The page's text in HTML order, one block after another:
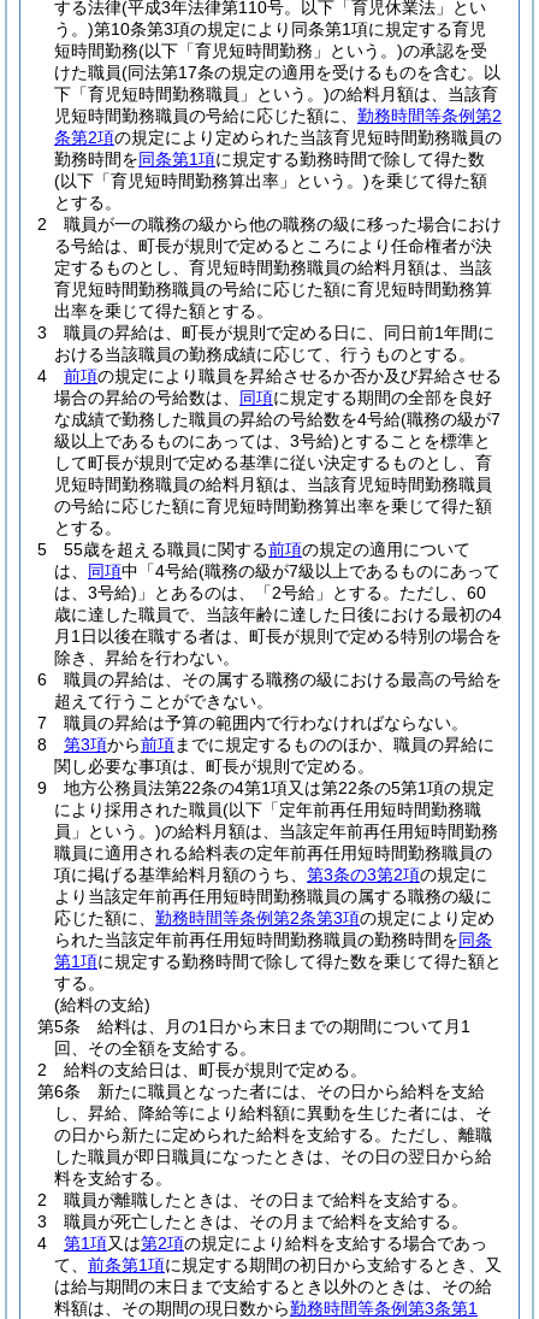
する法律(平成3年法律第110号。以下「育児休業法」とい
う。)第10条第3項の規定により同条第1項に規定する育児
短時間勤務(以下「育児短時間勤務」という。)の承認を受
けた職員(同法第17条の規定の適用を受けるものを含む。以
下「育児短時間勤務職員」という。)の給料月額は、当該育
児短時間勤務職員の号給に応じた額に、 勤務時間等条例第2
条第2項の規定により定められた当該育児短時間勤務職員の
勤務時間を同条第1項に規定する勤務時間で除して得た数
(以下「育児短時間勤務算出率」という。)を乗じて得た額
とする。
2
職員が一の職務の級から他の職務の級に移った場合におけ
る号給は、町長が規則で定めるところにより任命権者が決
定するものとし、育児短時間勤務職員の給料月額は、当該
育児短時間勤務職員の号給に応じた額に育児短時間勤務算
出率を乗じて得た額とする。
3
職員の昇給は、町長が規則で定める日に、同日前1年間に
おける当該職員の勤務成績に応じて、行うものとする。
4
前項の規定により職員を昇給させるか否か及び昇給させる
場合の昇給の号給数は、 同項に規定する期間の全部を良好
な成績で勤務した職員の昇給の号給数を4号給(職務の級が7
級以上であるものにあっては、3号給)とすることを標準と
して町長が規則で定める基準に従い決定するものとし、育
児短時間勤務職員の給料月額は、当該育児短時間勤務職員
の号給に応じた額に育児短時間勤務算出率を乗じて得た額
とする。
5
55歳を超える職員に関する前項の規定の適用について
は、 同項中「4号給(職務の級が7級以上であるものにあって
は、3号給) 」とあるのは、「2号給」とする。 ただし、60
歳に達した職員で、当該年齢に達した日後における最初の4
月1日以後在職する者は、町長が規則で定める特別の場合を
除き、昇給を行わない。
6
職員の昇給は、その属する職務の級における最高の号給を
超えて行うことができない。
7
職員の昇給は予算の範囲内で行わなければならない。
8
第3項から前項までに規定するもののほか、職員の昇給に
関し必要な事項は、町長が規則で定める。
9
地方公務員法第22条の4第1項又は第22条の5第1項の規定
により採用された職員(以下「定年前再任用短時間勤務職
員」という。)の給料月額は、当該定年前再任用短時間勤務
職員に適用される給料表の定年前再任用短時間勤務職員の
項に掲げる基準給料月額のうち、 第3条の3第2項の規定に
より当該定年前再任用短時間勤務職員の属する職務の級に
応じた額に、 勤務時間等条例第2条第3項の規定により定め
られた当該定年前再任用短時間勤務職員の勤務時間を同条
第1項に規定する勤務時間で除して得た数を乗じて得た額と
する。
(給料の支給)
第5条
給料は、月の1日から末日までの期間について月1
回、その全額を支給する。
2
給料の支給日は、町長が規則で定める。
第6条
新たに職員となった者には、その日から給料を支給
し、昇給、降給等により給料額に異動を生じた者には、そ
の日から新たに定められた給料を支給する。 ただし、離職
した職員が即日職員になったときは、その日の翌日から給
料を支給する。
2
職員が離職したときは、その日まで給料を支給する。
3
職員が死亡したときは、その月まで給料を支給する。
4
第1項又は第2項の規定により給料を支給する場合であっ
て、 前条第1項に規定する期間の初日から支給するとき、又
は給与期間の末日まで支給するとき以外のときは、その給
料額は、その期間の現日数から勤務時間等条例第3条第1